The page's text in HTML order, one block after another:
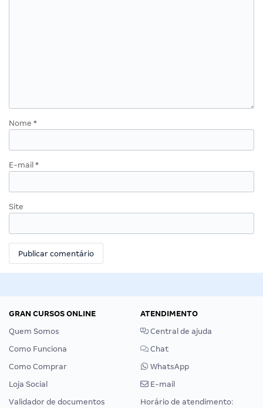
Nome *
E-mail *
Site
GRAN CURSOS ONLINE
Quem Somos
Como Funciona
Como Comprar
Loja Social
Validador de documentos
ATENDIMENTO
Central de ajuda
Chat
WhatsApp
E-mail
Horário de atendimento: